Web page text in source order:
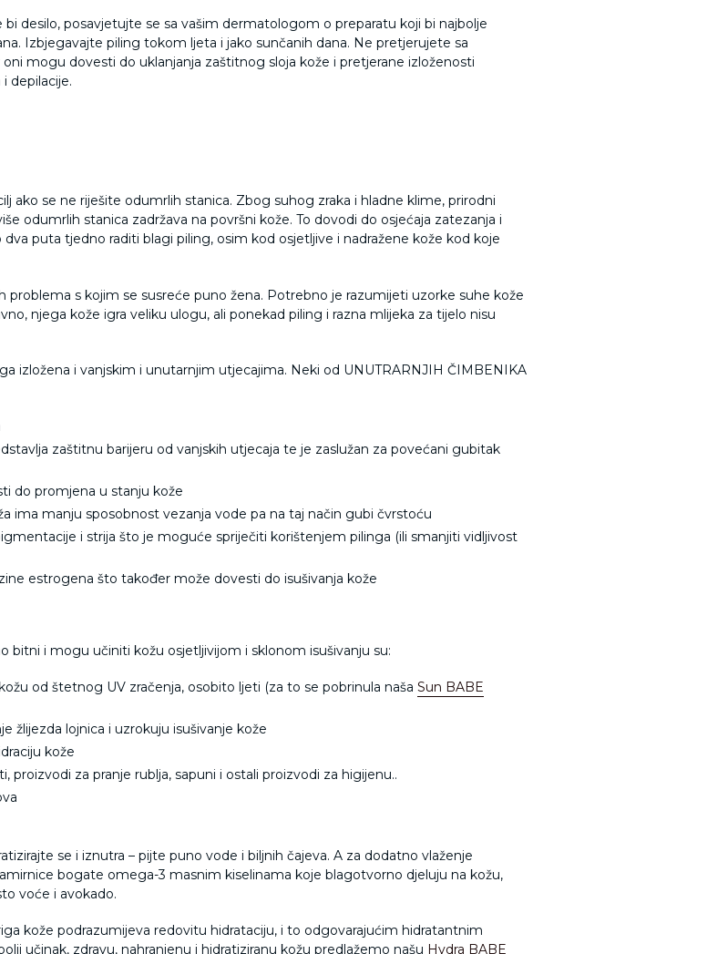
desilo, posavjetujte se sa vašim dermatologom o preparatu koji bi najbolje
Izbjegavajte piling tokom ljeta i jako sunčanih dana. Ne pretjerujete sa
mogu dovesti do uklanjanja zaštitnog sloja kože i pretjerane izloženosti
depilacije.
ako se ne riješite odumrlih stanica. Zbog suhog zraka i hladne klime, prirodni
odumrlih stanica zadržava na površni kože. To dovodi do osjećaja zatezanja i
puta tjedno raditi blagi piling, osim kod osjetljive i nadražene kože kod koje
problema s kojim se susreće puno žena. Potrebno je razumijeti uzorke suhe kože
njega kože igra veliku ulogu, ali ponekad piling i razna mlijeka za tijelo nisu
izložena i vanjskim i unutarnjim utjecajima. Neki od UNUTRARNJIH ČIMBENIKA
zaštitnu barijeru od vanjskih utjecaja te je zaslužan za povećani gubitak
do promjena u stanju kože
ima manju sposobnost vezanja vode pa na taj način gubi čvrstoću
i strija što je moguće spriječiti korištenjem pilinga (ili smanjiti vidljivost
estrogena što također može dovesti do isušivanja kože
bitni i mogu učiniti kožu osjetljivijom i sklonom isušivanju su:
od štetnog UV zračenja, osobito ljeti (za to se pobrinula našaSun BABE
žlijezda lojnica i uzrokuju isušivanje kože
kože
proizvodi za pranje rublja, sapuni i ostali proizvodi za higijenu..
se i iznutra – pijte puno vode i biljnih čajeva. A za dodatno vlaženje
bogate omega-3 masnim kiselinama koje blagotvorno djeluju na kožu,
voće i avokado.
kože podrazumijeva redovitu hidrataciju, i to odgovarajućim hidratantnim
učinak, zdravu, nahranjenu i hidratiziranu kožu predlažemo našu Hydra BABE